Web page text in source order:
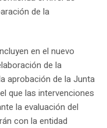
de la
en el nuevo
de la
aprobación de la Junta
que las intervenciones
la evaluación del
con la entidad